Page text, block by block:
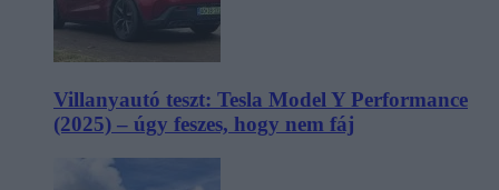
Villanyautó teszt: Tesla Model Y Performance
(2025) – úgy feszes, hogy nem fáj